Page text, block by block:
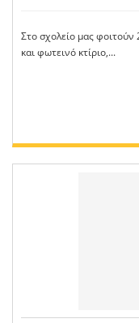
Στο σχολείο μας φοιτούν
και φωτεινό κτίριο,...